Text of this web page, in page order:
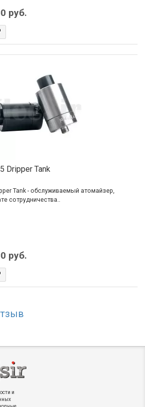
руб.
Dripper Tank
Tank - обслуживаемый атомайзер,
сотрудничества..
руб.
и